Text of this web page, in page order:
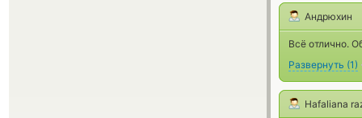
Андрюхин
Всё отлично.
Развернуть (1)
Hafaliana